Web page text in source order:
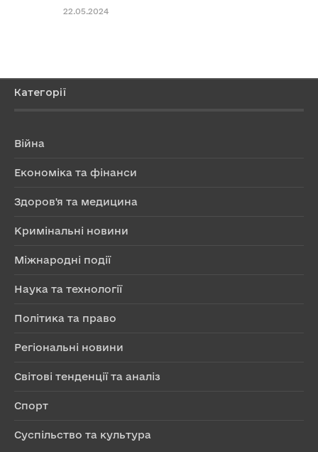
22.05.2024
Категорії
Війна
Економіка та фінанси
Здоров'я та медицина
Кримінальні новини
Міжнародні події
Наука та технології
Політика та право
Регіональні новини
Світові тенденції та аналіз
Спорт
Суспільство та культура